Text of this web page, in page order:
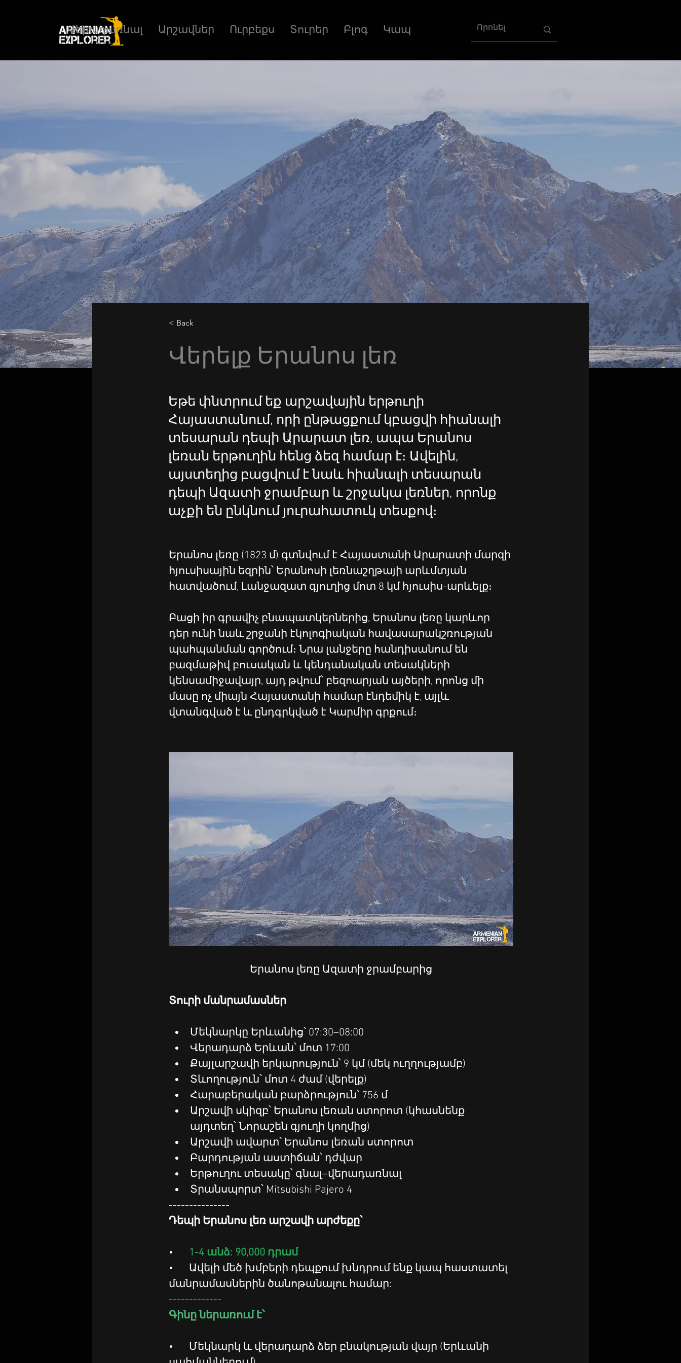
Վերադառնալ Արշավներ Ուրբեքս Տուրեր Բլոգ Կապ
< Back
Վերելք Երանոս լեռ
Եթե փնտրում եք արշավային երթուղի
Հայաստանում, որի ընթացքում կբացվի հիանալի
տեսարան դեպի Արարատ լեռ, ապա Երանոս
լեռան երթուղին հենց ձեզ համար է։ Ավելին,
այստեղից բացվում է նաև հիանալի տեսարան
դեպի Ազատի ջրամբար և շրջակա լեռներ, որոնք
աչքի են ընկնում յուրահատուկ տեսքով։
Երանոս լեռը (1823 մ) գտնվում է Հայաստանի Արարատի մարզի
հյուսիսային եզրին՝ Երանոսի լեռնաշղթայի արևմտյան
հատվածում, Լանջազատ գյուղից մոտ 8 կմ հյուսիս-արևելք։
Բացի իր գրավիչ բնապատկերներից, Երանոս լեռը կարևոր
դեր ունի նաև շրջանի էկոլոգիական հավասարակշռության
պահպանման գործում։ Նրա լանջերը հանդիսանում են
բազմաթիվ բուսական և կենդանական տեսակների
կենսամիջավայր, այդ թվում՝ բեզոարյան այծերի, որոնց մի
մասը ոչ միայն Հայաստանի համար էնդեմիկ է, այլև
վտանգված է և ընդգրկված է Կարմիր գրքում։
Երանոս լեռը Ազատի ջրամբարից
Տուրի մանրամասներ
Մեկնարկը Երևանից՝ 07:30–08:00
Վերադարձ Երևան՝ մոտ 17:00
Քայլարշավի երկարություն՝ 9 կմ (մեկ ուղղությամբ)
Տևողություն՝ մոտ 4 ժամ (վերելք)
Հարաբերական բարձրություն՝ 756 մ
Արշավի սկիզբ՝ Երանոս լեռան ստորոտ (կհասնենք
այդտեղ՝ Նորաշեն գյուղի կողմից)
Արշավի ավարտ՝ Երանոս լեռան ստորոտ
Բարդության աստիճան՝ դժվար
Երթուղու տեսակը՝ գնալ–վերադառնալ
Տրանսպորտ՝ Mitsubishi Pajero 4
---------------
Դեպի Երանոս լեռ արշավի արժեքը՝
1-4 անձ: 90,000 դրամ
•	Ավելի մեծ խմբերի դեպքում խնդրում ենք կապ հաստատել
մանրամասներին ծանոթանալու համար:
-------------
Գինը ներառում է՝
•	Մեկնարկ և վերադարձ ձեր բնակության վայր (Երևանի